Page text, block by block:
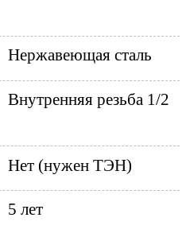
Нержавеющая сталь
Внутренняя резьба 1/2
Нет (нужен ТЭН)
5 лет